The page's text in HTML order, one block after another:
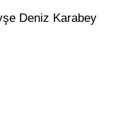
Deniz Karabey